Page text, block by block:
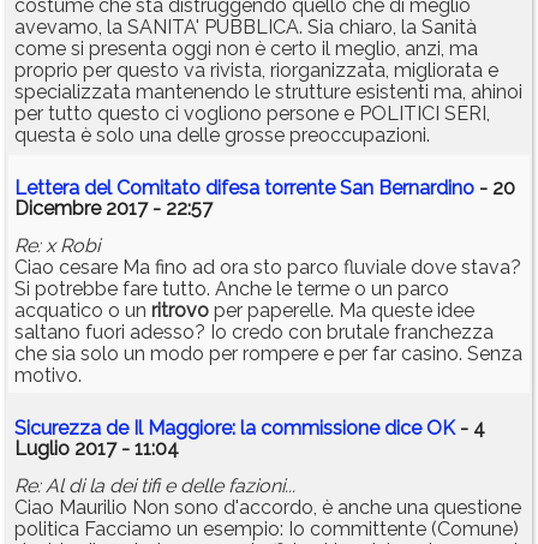
costume che sta distruggendo quello che di meglio
avevamo, la SANITA' PUBBLICA. Sia chiaro, la Sanità
come si presenta oggi non è certo il meglio, anzi, ma
proprio per questo va rivista, riorganizzata, migliorata e
specializzata mantenendo le strutture esistenti ma, ahinoi
per tutto questo ci vogliono persone e POLITICI SERI,
questa è solo una delle grosse preoccupazioni.
Lettera del Comitato difesa torrente San Bernardino - 20
Dicembre 2017 - 22:57
Re: x Robi
Ciao cesare Ma fino ad ora sto parco fluviale dove stava?
Si potrebbe fare tutto. Anche le terme o un parco
acquatico o un ritrovo per paperelle. Ma queste idee
saltano fuori adesso? Io credo con brutale franchezza
che sia solo un modo per rompere e per far casino. Senza
motivo.
Sicurezza de Il Maggiore: la commissione dice OK- 4
Luglio 2017 - 11:04
Re: Al di la dei tifi e delle fazioni...
Ciao Maurilio Non sono d'accordo, è anche una questione
politica Facciamo un esempio: Io committente (Comune)